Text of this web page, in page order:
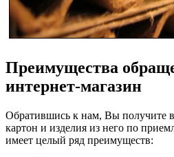
Преимущества
интернет-магазин
Обратившись к нам, Вы получите
картон и изделия из него по
имеет целый ряд преимуществ: